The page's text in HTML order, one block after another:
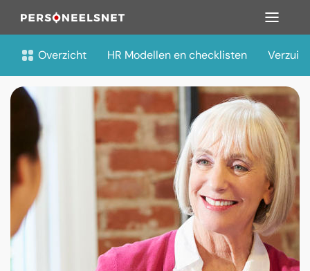
Overzicht HR Modellen en checklisten